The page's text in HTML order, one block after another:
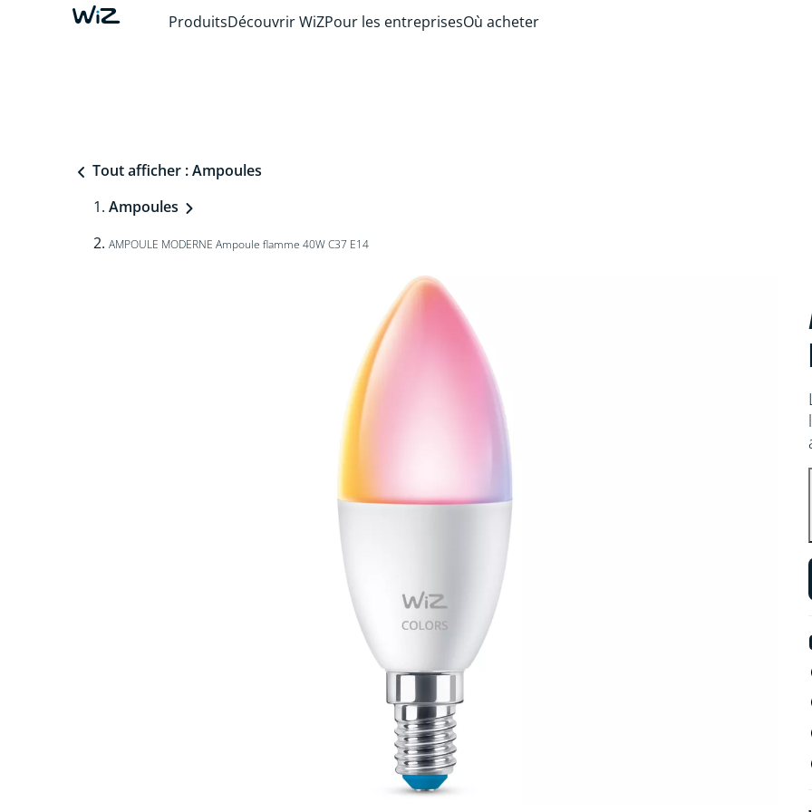
ProduitsDécouvrir WiZPour les entreprisesOù acheter
Tout afficher : Ampoules
Ampoules
AMPOULE MODERNE Ampoule flamme 40W C37 E14